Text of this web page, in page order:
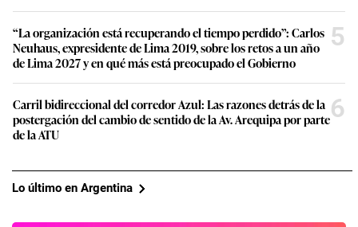
“La organización está recuperando el tiempo perdido”: Carlos
Neuhaus, expresidente de Lima 2019, sobre los retos a un año
de Lima 2027 y en qué más está preocupado el Gobierno
5
Carril bidireccional del corredor Azul: Las razones detrás de la
postergación del cambio de sentido de la Av. Arequipa por parte
de la ATU
6
Lo último en Argentina